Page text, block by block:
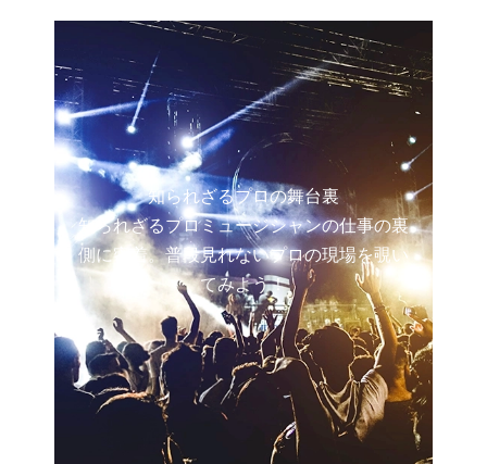
知られざるプロの舞台裏
知られざるプロミュージシャンの仕事の裏
側に密着。普段見れないプロの現場を覗い
てみよう！